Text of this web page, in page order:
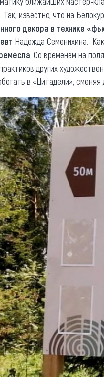
Так, известно, что на
декора в технике
Надежда Семенихина.
. Со временем на
других
в «Цитадели»,